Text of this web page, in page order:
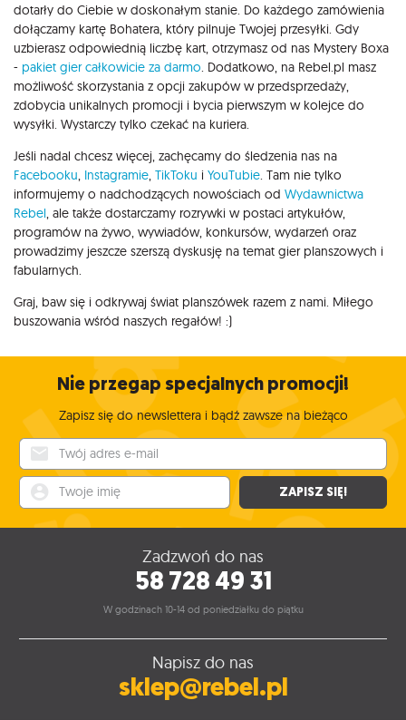
dotarły do Ciebie w doskonałym stanie. Do każdego zamówienia
dołączamy kartę Bohatera, który pilnuje Twojej przesyłki. Gdy
uzbierasz odpowiednią liczbę kart, otrzymasz od nas Mystery Boxa
- pakiet gier całkowicie za darmo. Dodatkowo, na Rebel.pl masz
możliwość skorzystania z opcji zakupów w przedsprzedaży,
zdobycia unikalnych promocji i bycia pierwszym w kolejce do
wysyłki. Wystarczy tylko czekać na kuriera.
Jeśli nadal chcesz więcej, zachęcamy do śledzenia nas na
Facebooku, Instagramie, TikToku i YouTubie. Tam nie tylko
informujemy o nadchodzących nowościach od Wydawnictwa
Rebel, ale także dostarczamy rozrywki w postaci artykułów,
programów na żywo, wywiadów, konkursów, wydarzeń oraz
prowadzimy jeszcze szerszą dyskusję na temat gier planszowych i
fabularnych.
Graj, baw się i odkrywaj świat planszówek razem z nami. Miłego
buszowania wśród naszych regałów! :)
Nie przegap specjalnych promocji!
Zapisz się do newslettera i bądź zawsze na bieżąco
ZAPISZ SIĘ!
Zadzwoń do nas
58 728 49 31
W godzinach 10-14 od poniedziałku do piątku
Napisz do nas
sklep@rebel.pl